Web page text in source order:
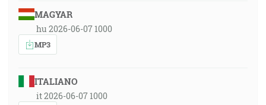
MAGYAR
hu 2026-06-07 1000
MP3
ITALIANO
it 2026-06-07 1000